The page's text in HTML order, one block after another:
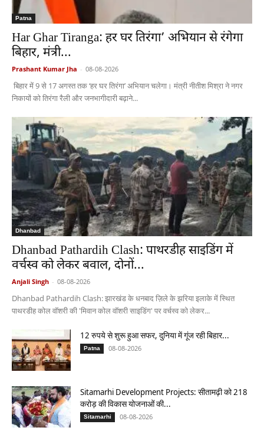
Patna
Har Ghar Tiranga: हर घर तिरंगा’ अभियान से रंगेगा
बिहार, मंत्री...
Prashant Kumar Jha - 08-08-2026
बिहार में 9 से 17 अगस्त तक ‘हर घर तिरंगा’ अभियान चलेगा। मंत्री नीतीश मिश्रा ने नगर
निकायों को तिरंगा रैली और जनभागीदारी बढ़ाने...
Dhanbad
Dhanbad Pathardih Clash: पाथरडीह साइडिंग में
वर्चस्व को लेकर बवाल, दोनों...
Anjali Singh - 08-08-2026
Dhanbad Pathardih Clash: झारखंड के धनबाद ज़िले के झरिया इलाके में स्थित
पाथरडीह कोल वॉशरी की 'मिवान कोल वॉशरी साइडिंग' पर वर्चस्व को लेकर...
12 रुपये से शुरू हुआ सफर, दुनिया में गूंज रही बिहार...
Patna 08-08-2026
Sitamarhi Development Projects: सीतामढ़ी को 218
करोड़ की विकास योजनाओं की...
Sitamarhi 08-08-2026